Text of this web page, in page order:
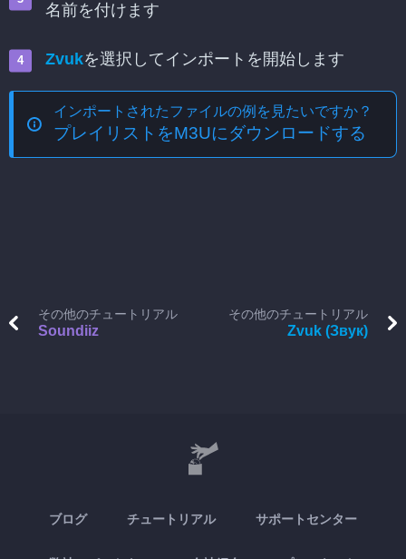
名前を付けます
Zvukを選択してインポートを開始します
インポートされたファイルの例を見たいですか？
プレイリストをM3Uにダウンロードする
その他のチュートリアル
Soundiiz
その他のチュートリアル
Zvuk (Звук)
ブログ チュートリアル サポートセンター